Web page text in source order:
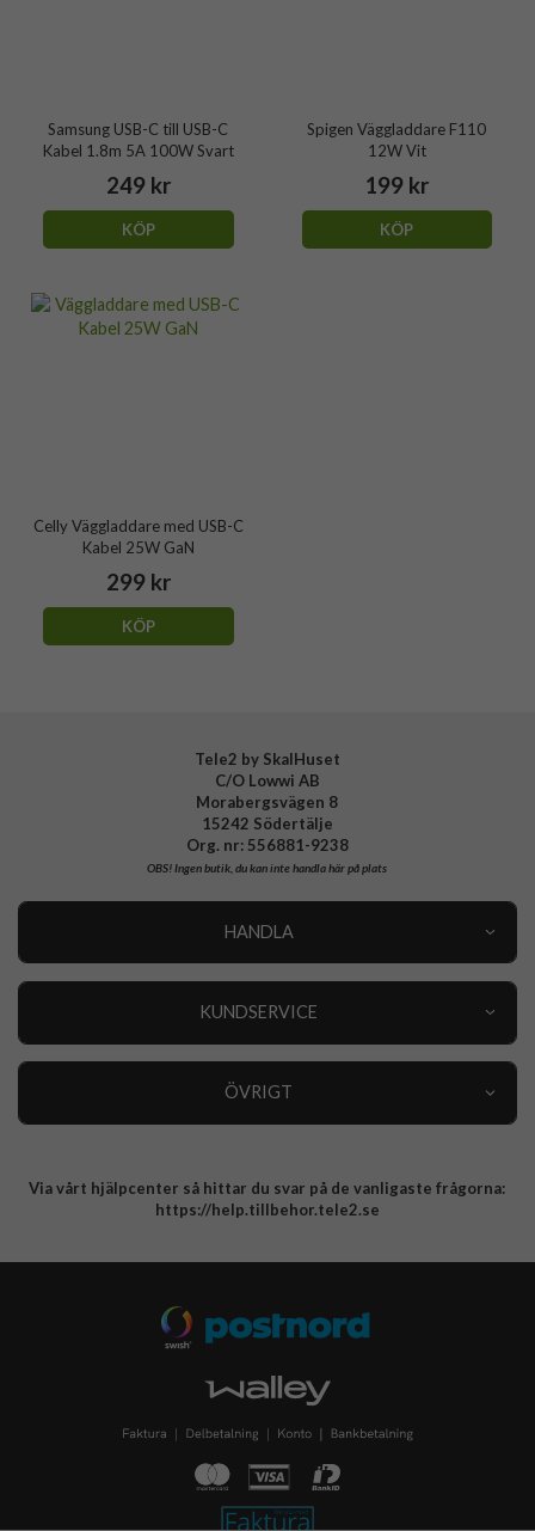
Samsung USB-C till USB-C
Kabel 1.8m 5A 100W Svart
249 kr
KÖP
Spigen Väggladdare F110
12W Vit
199 kr
KÖP
Celly Väggladdare med USB-C
Kabel 25W GaN
299 kr
KÖP
Tele2 by SkalHuset
C/O Lowwi AB
Morabergsvägen 8
15242 Södertälje
Org. nr: 556881-9238
OBS!Ingen butik, du kan inte handla här på plats
HANDLA
KUNDSERVICE
ÖVRIGT
Integritetspolicy
Via vårt hjälpcenter så hittar du svar på de vanligaste frågorna:
https://help.tillbehor.tele2.se